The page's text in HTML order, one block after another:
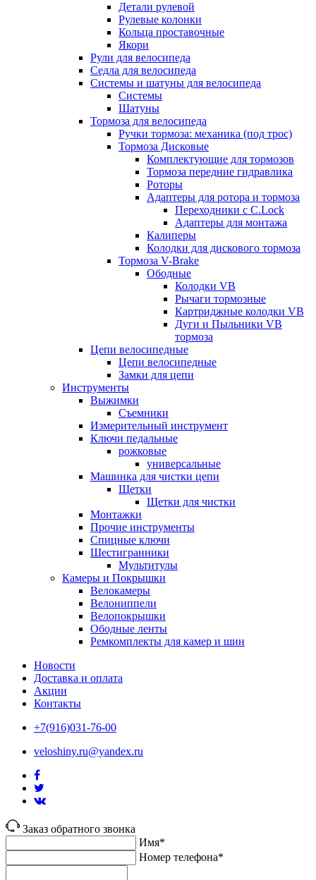
Детали рулевой
Рулевые колонки
Кольца проставочные
Якори
Рули для велосипеда
Седла для велосипеда
Системы и шатуны для велосипеда
Системы
Шатуны
Тормоза для велосипеда
Ручки тормоза: механика (под трос)
Тормоза Дисковые
Комплектующие для тормозов
Тормоза передние гидравлика
Роторы
Адаптеры для ротора и тормоза
Переходники с C.Lock
Адаптеры для монтажа
Калиперы
Колодки для дискового тормоза
Тормоза V-Brake
Ободные
Колодки VB
Рычаги тормозные
Картриджные колодки VB
Дуги и Пыльники VB
тормоза
Цепи велосипедные
Цепи велосипедные
Замки для цепи
Инструменты
Выжимки
Съемники
Измерительный инструмент
Ключи педальные
рожковые
универсальные
Машинка для чистки цепи
Щетки
Щетки для чистки
Монтажки
Прочие инструменты
Спицные ключи
Шестигранники
Мультитулы
Камеры и Покрышки
Велокамеры
Велониппели
Велопокрышки
Ободные ленты
Ремкомплекты для камер и шин
Новости
Доставка и оплата
Акции
Контакты
+7(916)031-76-00
veloshiny.ru@yandex.ru
Заказ обратного звонка
Имя*
Номер телефона*